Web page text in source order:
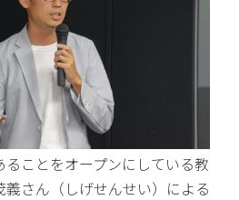
ことをオープンにしている教
さん（しげせんせい）による